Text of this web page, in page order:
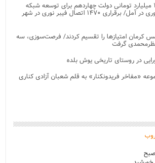
سرمایه گذاری ۱۸۰ میلیارد تومانی دولت چهاردهم برای توسعه شبکه
تلفن همراه و فیبر نوری در آمل/ برقراری ۱۴۷۰ اتصال فیبر نوری در شهر
کرمان امتیازها را تقسیم کردند/ فرصت‌سوزی، سه
نظرمحمدی گرفت
در روستای تاریخی یوش بلده
«مفاخر فریدونکنار» به قلم شعبان آزادی کناری